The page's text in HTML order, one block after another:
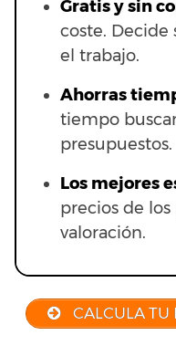
Gratis y sin
coste. Decide
el trabajo.
Ahorras t
tiempo
presupuestos.
Los mejores
precios de
valoración.
CALCULA TU